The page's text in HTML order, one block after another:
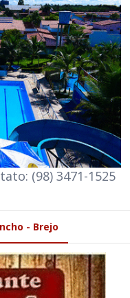
(98) 3471-1525
- Brejo